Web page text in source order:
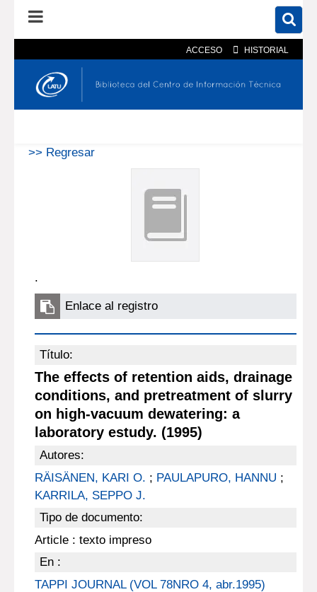
ACCESO HISTORIAL
En el catálogo En el sitio
>> Regresar
.
Enlace al registro
Título:
The effects of retention aids, drainage
conditions, and pretreatment of slurry
on high-vacuum dewatering: a
laboratory estudy. (1995)
Autores:
RÄISÄNEN, KARI O. ; PAULAPURO, HANNU ;
KARRILA, SEPPO J.
Tipo de documento:
Article : texto impreso
En :
TAPPI JOURNAL (VOL 78NRO 4, abr.1995)